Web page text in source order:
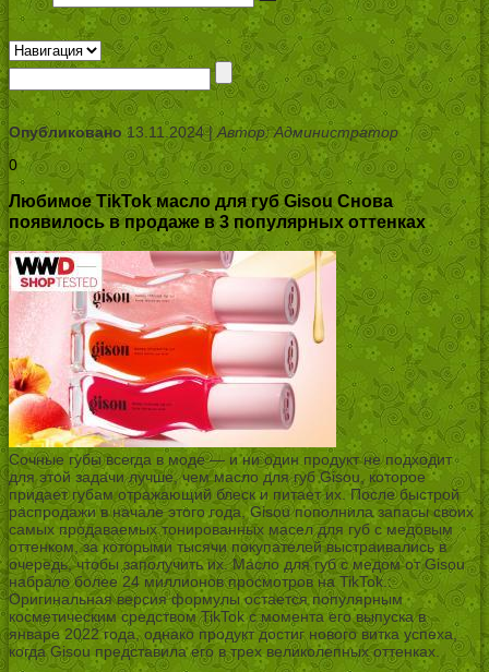
Опубликовано13.11.2024 | Автор: Администратор
0
Любимое TikTok масло для губ Gisou Снова
появилось в продаже в 3 популярных оттенках
Сочные губы всегда в моде — и ни один продукт не подходит
для этой задачи лучше, чем масло для губ Gisou, которое
придает губам отражающий блеск и питает их. После быстрой
распродажи в начале этого года, Gisou пополнила запасы своих
самых продаваемых тонированных масел для губ с медовым
оттенком, за которыми тысячи покупателей выстраивались в
очередь, чтобы заполучить их. Масло для губ с медом от Gisou
набрало более 24 миллионов просмотров на TikTok.:
Оригинальная версия формулы остается популярным
косметическим средством TikTok с момента его выпуска в
январе 2022 года, однако продукт достиг нового витка успеха,
когда Gisou представила его в трех великолепных оттенках.